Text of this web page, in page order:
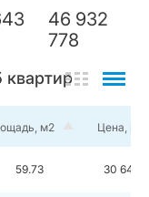
46 932
778
квартир
м2 Цена, руб
59.73 30 643